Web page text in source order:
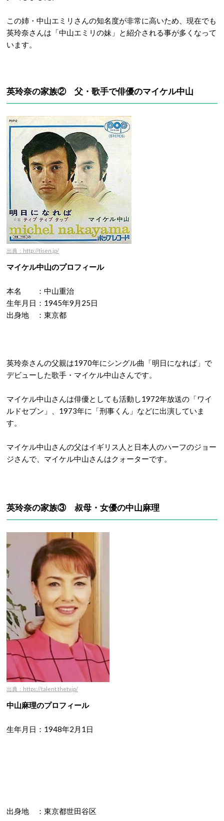
この姉・中山エミリさんの知名度が非常に高いため、現在でも
英玲奈さんは「中山エミリの妹」と紹介される事が多くなって
います。
英玲奈の家族② 父・歌手で俳優のマイケル中山
出典：http://tisen.jp/
マイケル中山のプロフィール
本名 ：中山重治
生年月日：1945年9月25日
出身地 ：東京都
英玲奈さんの父親は1970年にシングル曲「明日になれば」で
デビューした歌手・マイケル中山さんです。
マイケル中山さんは俳優としても活動し1972年放送の「ワイ
ルドセブン」、1973年に「刑事くん」などに出演していま
す。
マイケル中山さんの父はイギリス人と日本人のハーフのジョー
ジさんで、マイケル中山さんはクォーターです。
英玲奈の家族③ 叔母・女優の中山麻理
出典：https://talent.thetv.jp/
中山麻理のプロフィール
生年月日：1948年2月1日
出身地 ：東京都世田谷区